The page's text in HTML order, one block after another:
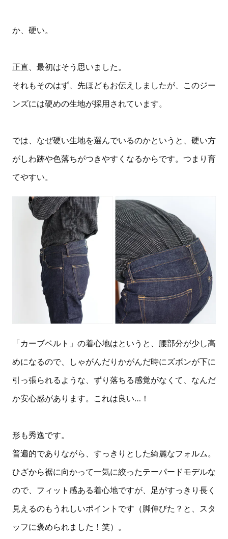
か、硬い。
正直、最初はそう思いました。
それもそのはず、先ほどもお伝えしましたが、このジー
ンズには硬めの生地が採用されています。
では、なぜ硬い生地を選んでいるのかというと、硬い方
がしわ跡や色落ちがつきやすくなるからです。つまり育
てやすい。
「カーブベルト」の着心地はというと、腰部分が少し高
めになるので、しゃがんだりかがんだ時にズボンが下に
引っ張られるような、ずり落ちる感覚がなくて、なんだ
か安心感があります。これは良い…！
形も秀逸です。
普遍的でありながら、すっきりとした綺麗なフォルム。
ひざから裾に向かって一気に絞ったテーパードモデルな
ので、フィット感ある着心地ですが、足がすっきり長く
見えるのもうれしいポイントです（脚伸びた？と、スタ
ッフに褒められました！笑）。